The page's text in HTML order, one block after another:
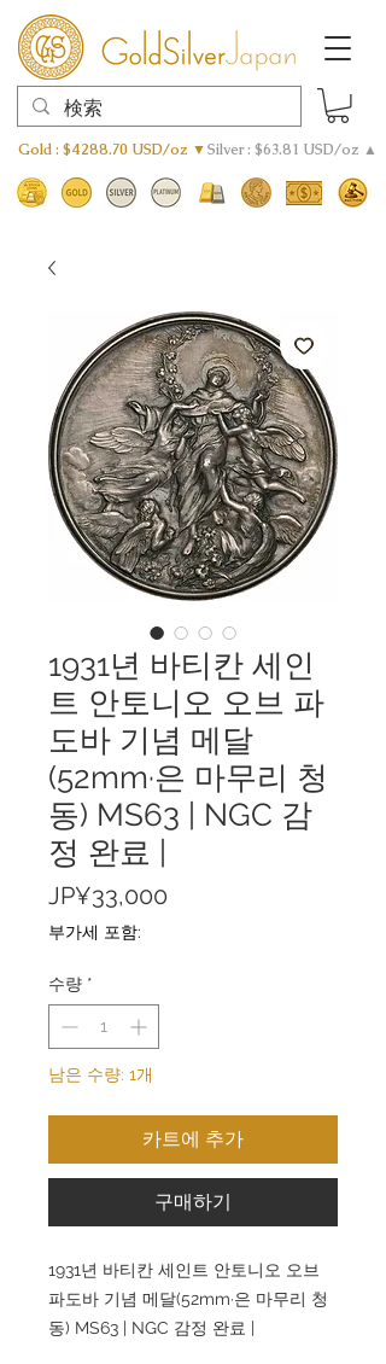
Gold : $4288.70 USD/oz ▼Silver : $63.81 USD/oz ▲
1931년 바티칸 세인
트 안토니오 오브 파
도바 기념 메달
(52mm·은 마무리 청
동) MS63 | NGC 감
정 완료 |
JP¥33,000
부가세 포함:
수량 *
남은 수량: 1개
카트에 추가
구매하기
1931년 바티칸 세인트 안토니오 오브
파도바 기념 메달(52mm·은 마무리 청
동) MS63 | NGC 감정 완료 |